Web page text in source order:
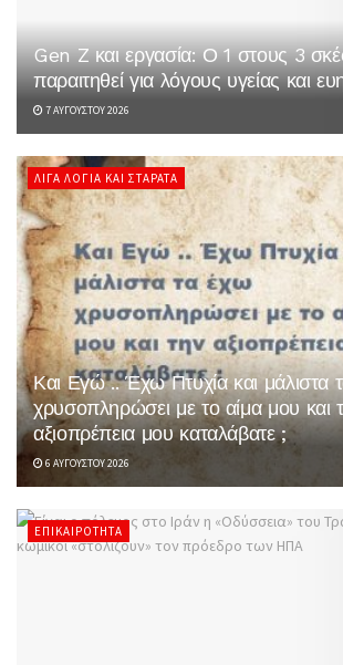
Gen Z και εργασία: Ο 1 στους 3
παραιτηθεί για λόγους υγείας και
7 ΑΥΓΟΎΣΤΟΥ 2026
ΛΊΓΑ ΛΌΓΙΑ ΚΑΙ ΣΤΑΡΆΤΑ
Και Εγώ .. Έχω Πτυχία και μάλιστα
χρυσοπληρώσει με το αίμα μου και
αξιοπρέπεια μου καταλάβατε ;
6 ΑΥΓΟΎΣΤΟΥ 2026
ΕΠΙΚΑΙΡΌΤΗΤΑ